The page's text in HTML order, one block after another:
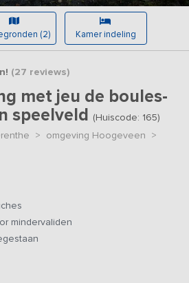
(2) Kamer indeling
(27 reviews)
met jeu de boules-
speelveld (Huiscode: 165)
> omgeving Hoogeveen >
mindervaliden